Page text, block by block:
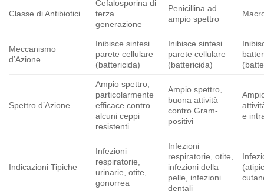
Classe di Antibiotici
Cefalosporina di
terza
generazione
Penicillina ad
ampio spettro
Meccanismo
d’Azione
Inibisce sintesi
parete cellulare
(battericida)
Inibisce sintesi
parete cellulare
(battericida)
Spettro d’Azione
Ampio spettro,
particolarmente
efficace contro
alcuni ceppi
resistenti
Ampio spettro,
buona attività
contro Gram-
positivi
e
Indicazioni Tipiche
Infezioni
respiratorie,
urinarie, otite,
gonorrea
Infezioni
respiratorie, otite,
infezioni della
pelle, infezioni
dentali